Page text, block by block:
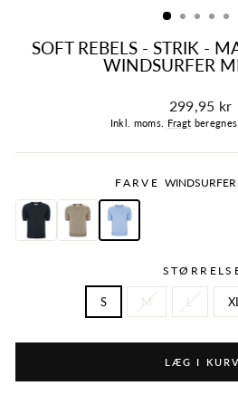
SOFT REBELS - STRIK -
WINDSURFER
Normalpris
299,95 kr
Inkl. moms. Fragt
FARVE
S M L XL
LÆG I KURV